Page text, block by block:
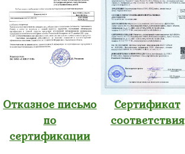
Отказное письмо
по
сертификации
Сертификат
соответствия